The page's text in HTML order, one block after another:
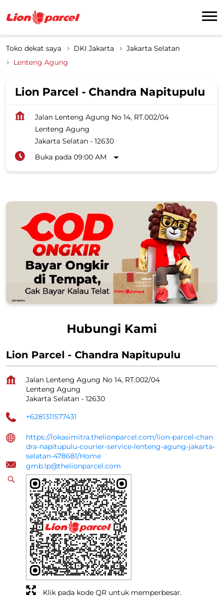
Toko dekat saya DKI Jakarta
Jakarta Selatan
Lenteng Agung
Lion Parcel - Chandra Napitupulu
Jalan Lenteng Agung No 14, RT.002/04
Lenteng Agung
Jakarta Selatan - 12630
Buka pada 09:00 AM
Hubungi Kami
Lion Parcel - Chandra Napitupulu
Jalan Lenteng Agung No 14, RT.002/04
Lenteng Agung
Jakarta Selatan - 12630
+6281311577431
https://lokasimitra.thelionparcel.com/lion-parcel-chan
dra-napitupulu-courier-service-lenteng-agung-jakarta-
selatan-478681/Home
gmb.lp@thelionparcel.com
Klik pada kode QR untuk memperbesar.